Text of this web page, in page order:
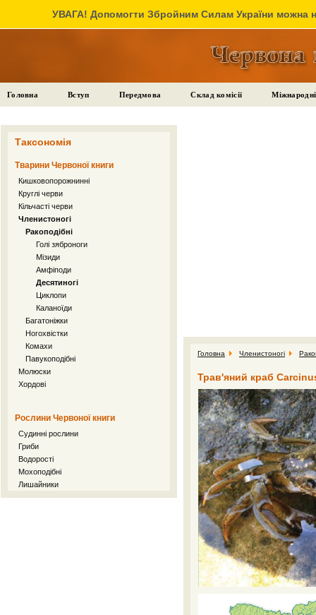
УВАГА! Допомогти Збройним Силам України можна
Головна Вступ Передмова Склад комісії
Таксономія
Тварини Червоної книги
Кишковопорожнинні
Круглі черви
Кільчасті черви
Членистоногі
Ракоподібні
Голі зяброноги
Мізиди
Амфіподи
Десятиногі
Циклопи
Каланоїди
Багатоніжки
Ногохвістки
Комахи
Павукоподібні
Молюски
Хордові
Рослини Червоної книги
Судинні рослини
Гриби
Водорості
Мохоподібні
Лишайники
Головна Членистоногі
Трав'яний краб